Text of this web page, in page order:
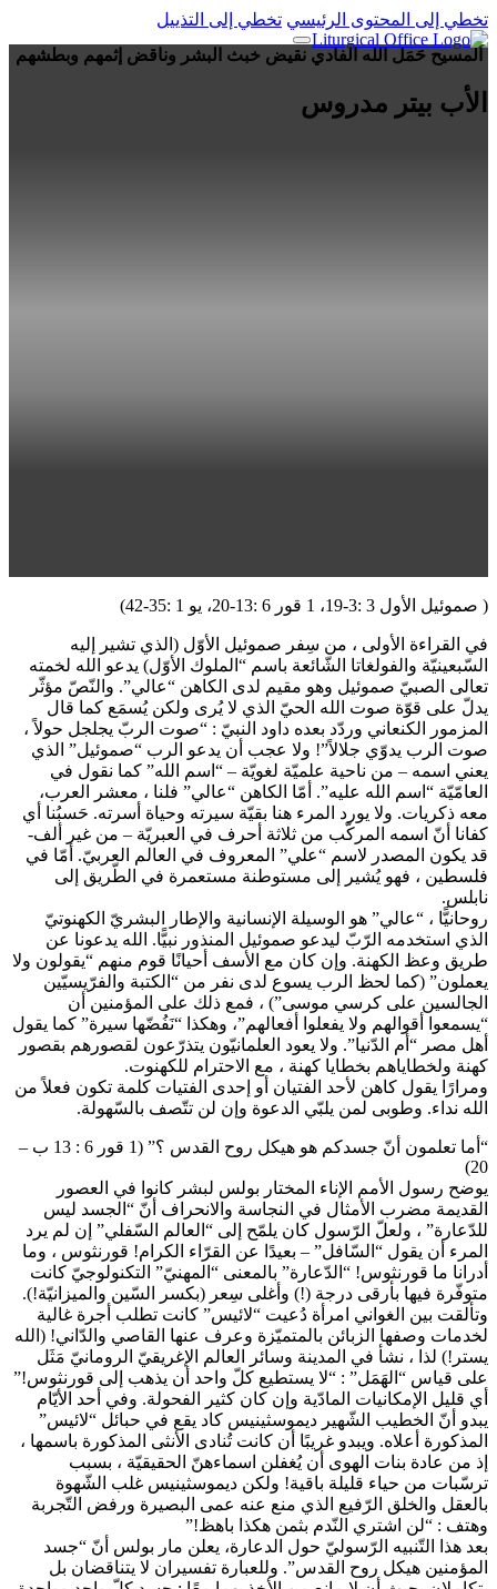
تخطي إلى المحتوى الرئيسي تخطي إلى التذييل
المسيح حَمَل الله الفادي نقيض خبث البشر وناقض إثمهم وبطشهم
الأب بيتر مدروس
( صموئيل الأول 3 :3-19، 1 قور 6 :13-20، يو 1 :35-42)
في القراءة الأولى ، من سِفر صموئيل الأوّل (الذي تشير إليه
السّبعينيّة والفولغاتا الشّائعة باسم “الملوك الأوّل) يدعو الله لخمته
تعالى الصبيّ صموئيل وهو مقيم لدى الكاهن “عالي”. والنّصّ مؤثّر
يدلّ على قوّة صوت الله الحيّ الذي لا يُرى ولكن يُسمَع كما قال
المزمور الكنعاني وردّد بعده داود النبيّ : “صوت الربّ يجلجل حولاً ،
صوت الرب يدوّي جلالاً”! ولا عجب أن يدعو الرب “صموئيل” الذي
يعني اسمه – من ناحية علميّة لغويّة – “اسم الله” كما نقول في
العامّيّة “اسم الله عليه”. أمّا الكاهن “عالي” فلنا ، معشر العرب،
معه ذكريات. ولا يورد المرء هنا بقيّة سيرته وحياة أسرته. حَسبُنا أي
كفانا أنّ اسمه المركّب من ثلاثة أحرف في العبريّة – من غير ألف-
قد يكون المصدر لاسم “علي” المعروف في العالم العربيّ. أمّا في
فلسطين ، فهو يُشير إلى مستوطنة مستعمرة في الطّريق إلى
نابلس.
روحانيًّا ، “عالي” هو الوسيلة الإنسانية والإطار البشريّ الكهنوتيّ
الذي استخدمه الرّبّ ليدعو صموئيل المنذور نبيًّا. الله يدعونا عن
طريق وعظ الكهنة. وإن كان مع الأسف أحيانًا قوم منهم “يقولون ولا
يعملون” (كما لحظ الرب يسوع لدى نفر من “الكتبة والفرّيسيّين
الجالسين على كرسي موسى”) ، فمع ذلك على المؤمنين أن
“يسمعوا أقوالهم ولا يفعلوا أفعالهم”، وهكذا “نَفُضّها سيرة” كما يقول
أهل مصر “أم الدّنيا”. ولا يعود العلمانيّون يتذرّعون لقصورهم بقصور
كهنة ولخطاياهم بخطايا كهنة ، مع الاحترام للكهنوت.
ومرارًا يقول كاهن لأحد الفتيان أو إحدى الفتيات كلمة تكون فعلاً من
الله نداء. وطوبى لمن يلبّي الدعوة وإن لن تتّصف بالسّهولة.
“أما تعلمون أنّ جسدكم هو هيكل روح القدس ؟” (1 قور 6 : 13 ب –
20)
يوضح رسول الأمم الإناء المختار بولس لبشر كانوا في العصور
القديمة مضرب الأمثال في النجاسة والانحراف أنّ “الجسد ليس
للدّعارة” ، ولعلّ الرّسول كان يلمّح إلى “العالم السّفلي” إن لم يرد
المرء أن يقول “السّافل” – بعيدًا عن القرّاء الكرام! قورنثوس ، وما
أدرانا ما قورنثوس! “الدّعارة” بالمعنى “المهنيّ” التكنولوجيّ كانت
متوفّرة فيها بأرقى درجة (!) وأغلى سِعر (بكسر السّين والميزانيّة!).
وتألقت بين الغواني امرأة دُعيت “لائيس” كانت تطلب أجرة غالية
لخدمات وصفها الزبائن بالمتميّزة وعرف عنها القاصي والدّاني! (الله
يستر!) لذا ، نشأ في المدينة وسائر العالم الإغريقيّ الرومانيّ مَثَل
على قياس “الهَمَل” : “لا يستطيع كلّ واحد أن يذهب إلى قورنثوس!”
أي قليل الإمكانيات المادّية وإن كان كثير الفحولة. وفي أحد الأيّام
يبدو أنّ الخطيب الشّهير ديموسثينيس كاد يقع في حبائل “لائيس”
المذكورة أعلاه. ويبدو غريبًا أن كانت تُنادى الأنثى المذكورة باسمها ،
إذ من عادة بنات الهوى أن يُغفلن اسماءهنّ الحقيقيّة ، بسبب
ترسّبات من حياء قليلة باقية! ولكن ديموسثينيس غلب الشّهوة
بالعقل والخلق الرّفيع الذي منع عنه عمى البصيرة ورفض التّجربة
وهتف : “لن اشتري النّدم بثمن هكذا باهظ!”
بعد هذا التّنبيه الرّسوليّ حول الدعارة، يعلن مار بولس أنّ “جسد
المؤمنين هيكل روح القدس”. وللعبارة تفسيران لا يتناقضان بل